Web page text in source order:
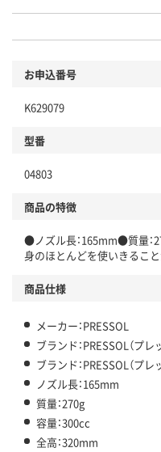
お申込番号
K629079
型番
04803
商品の特徴
●ノズル長：165mm●質量：
身のほとんどを使いきるこ
商品仕様
メーカー：PRESSOL
ブランド：PRESSOL（プレ
ブランド：PRESSOL（プレ
ノズル長：165mm
質量：270g
容量：300cc
全高：320mm